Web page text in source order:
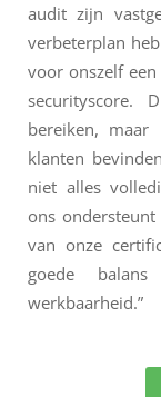
audit zijn
verbeterplan
voor onszelf
securityscore.
bereiken,
klanten
niet alles
ons
van onze
goede
werkbaarheid.”